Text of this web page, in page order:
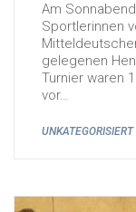
Am
Sportlerinnen
gelegenen
Turnier waren
vor…
UNKATEGORISIERT